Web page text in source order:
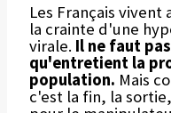
Les Français
la crainte d'une
virale. Il ne faut
qu'entretient la
population. Mais
c'est la fin, la